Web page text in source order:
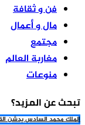
فن و ثقافة
مال و أعمال
مجتمع
مغاربة العالم
منوعات
تبحث عن المزيد؟
الملك محمد السادس يدشن